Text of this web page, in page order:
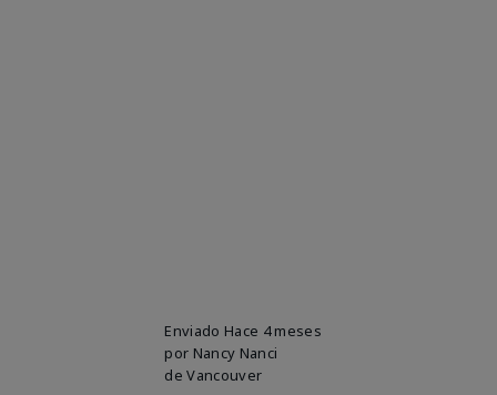
Enviado Hace 4 meses
por Nancy Nanci
de Vancouver